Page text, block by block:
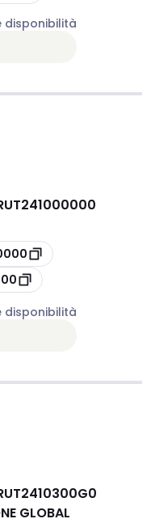
disponibilità
disponibilità
GLOBAL